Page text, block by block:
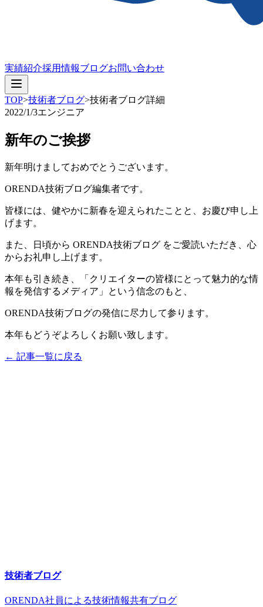
実績紹介採用情報ブログお問い合わせ
TOP>技術者ブログ>技術者ブログ詳細
2022/1/3エンジニア
新年のご挨拶
新年明けましておめでとうございます。
ORENDA技術ブログ編集者です。
皆様には、健やかに新春を迎えられたことと、お慶び申し上
げます。
また、日頃から ORENDA技術ブログ をご愛読いただき、心
からお礼申し上げます。
本年も引き続き、「クリエイターの皆様にとって魅力的な情
報を発信するメディア」という信念のもと、
ORENDA技術ブログの発信に尽力して参ります。
本年もどうぞよろしくお願い致します。
← 記事一覧に戻る
技術者ブログ
ORENDA社員による技術情報共有ブログ